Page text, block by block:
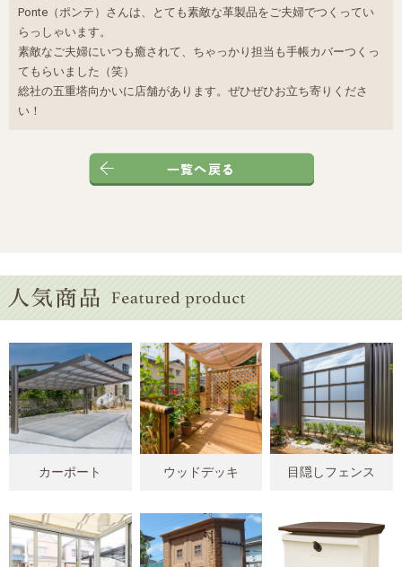
Ponte（ポンテ）さんは、とても素敵な革製品をご夫婦でつくってい
らっしゃいます。
素敵なご夫婦にいつも癒されて、ちゃっかり担当も手帳カバーつくっ
てもらいました（笑）
総社の五重塔向かいに店舗があります。ぜひぜひお立ち寄りくださ
い！
カーポート ウッドデッキ 目隠しフェンス